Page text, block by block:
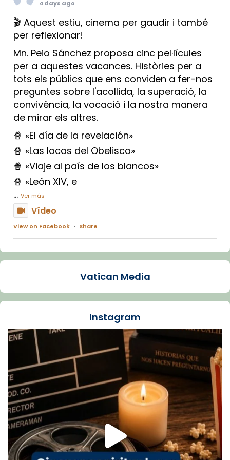
4 days ago
🎬 Aquest estiu, cinema per gaudir i també
per reflexionar!
Mn. Peio Sánchez proposa cinc pel·lícules
per a aquestes vacances. Històries per a
tots els públics que ens conviden a fer-nos
preguntes sobre l'acollida, la superació, la
convivència, la vocació i la nostra manera
de mirar els altres.
🍿 «El día de la revelación»
🍿 «Las locas del Obelisco»
🍿 «Viaje al país de los blancos»
🍿 «León XIV, e
... Ver más
Vídeo
View on Facebook · Share
Arquebisbat de Barcelona
La Carmina va patir depressió. Fa gairebé
dos mesos, a l'Estadi Lluís Companys, la
Recupera l'entrevista comp
Vatican
tican News 👇
www.vaticannews.va/es/iglesia/news/2026-
07/carmina-historia-depresion-papa-viaje-
espana-testimoni...
Foto
View on Facebook · Share
Arquebisbat de Barcelona
Vatican Media
Instagram